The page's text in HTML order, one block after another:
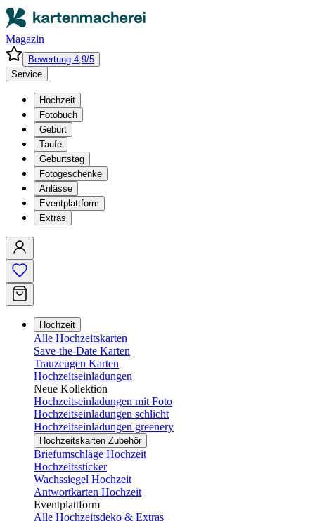
Magazin
Bewertung 4,9/5
Service
Hochzeit
Fotobuch
Geburt
Taufe
Geburtstag
Fotogeschenke
Anlässe
Eventplattform
Extras
Hochzeit
Alle Hochzeitskarten
Save-the-Date Karten
Trauzeugen Karten
Hochzeitseinladungen
Neue Kollektion
Hochzeitseinladungen mit Foto
Hochzeitseinladungen schlicht
Hochzeitseinladungen greenery
Hochzeitskarten Zubehör
Briefumschläge Hochzeit
Hochzeitssticker
Wachssiegel Hochzeit
Antwortkarten Hochzeit
Eventplattform
Alle Hochzeitsdeko & Extras